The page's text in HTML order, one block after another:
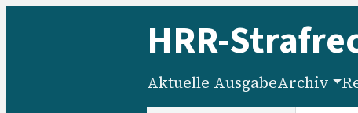
HRR-
Aktuelle AusgabeArchiv